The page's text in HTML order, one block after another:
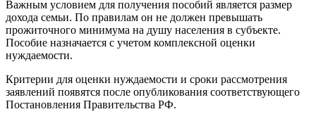
Важным условием для получения пособий является размер
дохода семьи. По правилам он не должен превышать
прожиточного минимума на душу населения в субъекте.
Пособие назначается с учетом комплексной оценки
нуждаемости.
Критерии для оценки нуждаемости и сроки рассмотрения
заявлений появятся после опубликования соответствующего
Постановления Правительства РФ.